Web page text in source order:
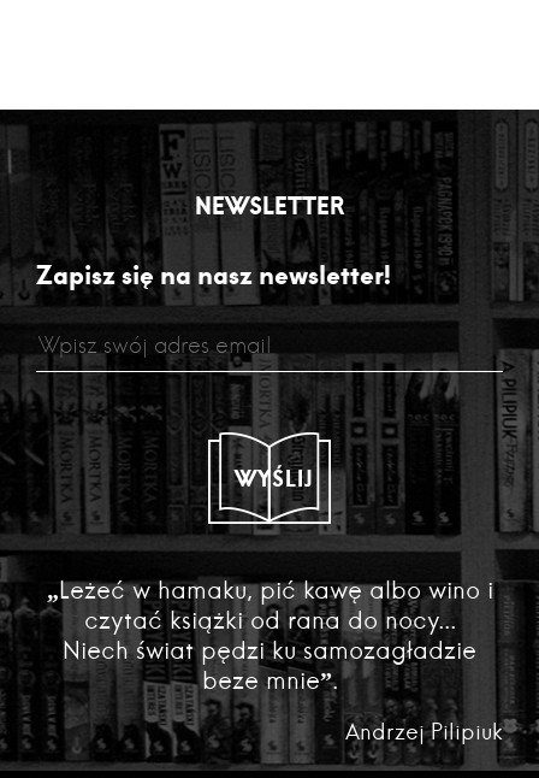
NEWSLETTER
Zapisz się na nasz newsletter!
WYŚLIJ
„Leżeć w hamaku, pić kawę albo wino i
czytać książki od rana do nocy...
Niech świat pędzi ku samozagładzie
beze mnie”.
Andrzej Pilipiuk